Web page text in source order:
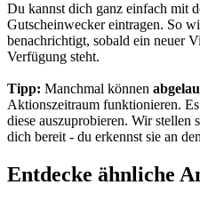
Du kannst dich ganz einfach mit
Gutscheinweckereintragen. So
benachrichtigt, sobald ein neuer
Verfügung steht.
Tipp: Manchmal können
Aktionszeitraum funktionieren.
diese auszuprobieren. Wir stellen
dich bereit - du erkennst sie an
Entdecke ähnliche